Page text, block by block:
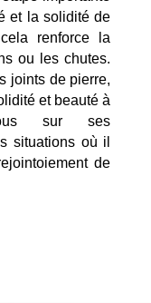
et la solidité de
renforce la
ou les chutes.
joints de pierre,
et beauté à
sur ses
situations où il
de